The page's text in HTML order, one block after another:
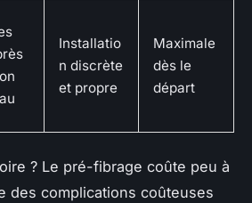
Installatio
n discrète
et propre
Maximale
dès le
départ
? Le pré-fibrage coûte peu à
des complications coûteuses